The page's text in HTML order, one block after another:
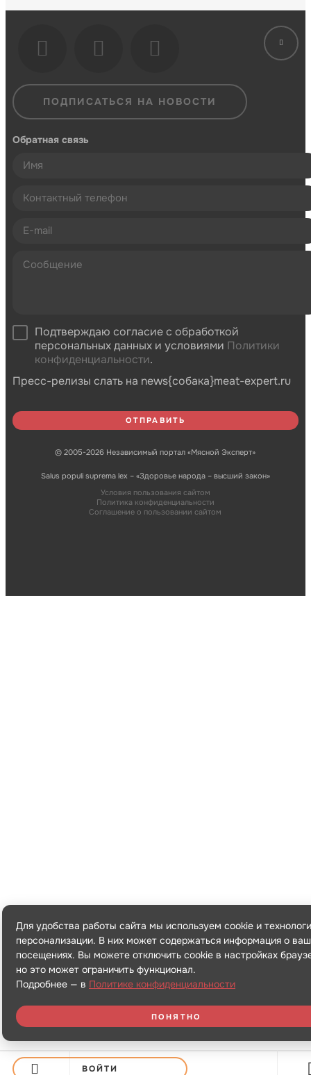
ВОЙТИ
ПОДПИСАТЬСЯ НА НОВОСТИ
Обратная связь
Подтверждаю согласие с обработкой
персональных данных и условиями Политики
конфиденциальности.
Пресс-релизы слать на news{собака}meat-expert.ru
© 2005-2026 Независимый портал «Мясной Эксперт»
Salus populi suprema lex – «Здоровье народа – высший закон»
Условия пользования сайтом
Политика конфиденциальности
Соглашение о пользовании сайтом
Для удобства работы сайта мы используем cookie и
персонализации. В них может содержаться информация о
посещениях. Вы можете отключить cookie в настройках
но это может ограничить функционал.
Подробнее — в Политике конфиденциальности
ПОНЯТНО